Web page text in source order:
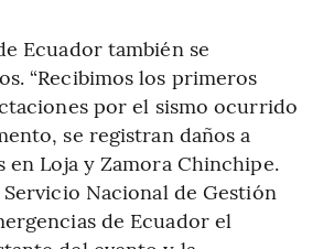
Ecuador también se
“Recibimos los primeros
por el sismo ocurrido
se registran daños a
Loja y Zamora Chinchipe.
Nacional de Gestión
de Ecuador el